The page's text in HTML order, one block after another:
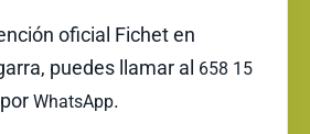
oficial Fichet en
puedes llamar al 658 15
WhatsApp.